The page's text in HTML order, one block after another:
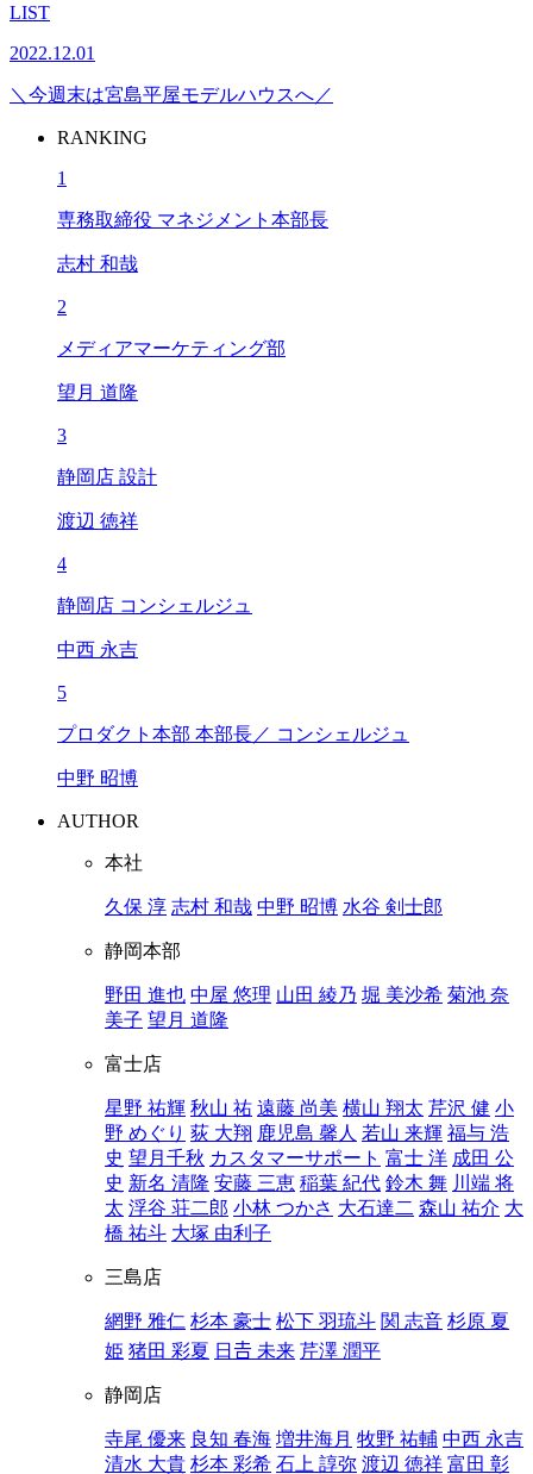
LIST
2022.12.01
＼今週末は宮島平屋モデルハウスへ／
RANKING
1
専務取締役 マネジメント本部長
志村 和哉
2
メディアマーケティング部
望月 道隆
3
静岡店 設計
渡辺 徳祥
4
静岡店 コンシェルジュ
中西 永吉
5
プロダクト本部 本部長／ コンシェルジュ
中野 昭博
AUTHOR
本社
久保 淳 志村 和哉 中野 昭博 水谷 剣士郎
静岡本部
野田 進也 中屋 悠理 山田 綾乃 堀 美沙希 菊池 奈
美子 望月 道隆
富士店
星野 祐輝 秋山 祐 遠藤 尚美 横山 翔太 芹沢 健 小
野 めぐり 荻 大翔 鹿児島 馨人 若山 来輝 福与 浩
史 望月千秋 カスタマーサポート 富士 洋 成田 公
史 新名 清隆 安藤 三恵 稲葉 紀代 鈴木 舞 川端 将
太 浮谷 荘二郎 小林 つかさ 大石達二 森山 祐介 大
橋 祐斗 大塚 由利子
三島店
網野 雅仁 杉本 豪士 松下 羽琉斗 関 志音 杉原 夏
姫 猪田 彩夏 日𠮷 未来 芹澤 潤平
静岡店
寺尾 優来 良知 春海 増井海月 牧野 祐輔 中西 永吉
清水 大貴 杉本 彩希 石上 諄弥 渡辺 徳祥 富田 彰